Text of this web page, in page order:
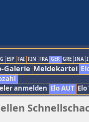
ESP FAI FIN FRA GER GRE INA
Galerie Meldekartei
anmelden Elo AUT